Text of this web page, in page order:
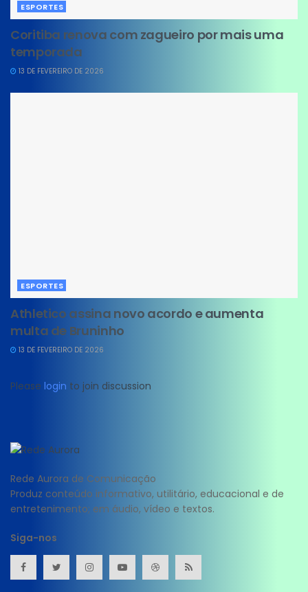
ESPORTES
Coritiba renova com zagueiro por mais uma
temporada
13 DE FEVEREIRO DE 2026
ESPORTES
Athletico assina novo acordo e aumenta
multa de Bruninho
13 DE FEVEREIRO DE 2026
Please login to join discussion
Rede Aurora de Comunicação
Produz conteúdo informativo, utilitário, educacional e de
entretenimento; em áudio, vídeo e textos.
Siga-nos